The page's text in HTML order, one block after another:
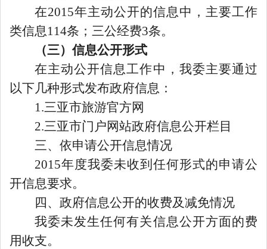
在2015年主动公开的信息中，主要工作
类信息114条；三公经费3条。
（三）信息公开形式
在主动公开信息工作中，我委主要通过
以下几种形式发布政府信息：
1.三亚市旅游官方网
2.三亚市门户网站政府信息公开栏目
三、依申请公开信息情况
2015年度我委未收到任何形式的申请公
开信息要求。
四、政府信息公开的收费及减免情况
我委未发生任何有关信息公开方面的费
用收支。